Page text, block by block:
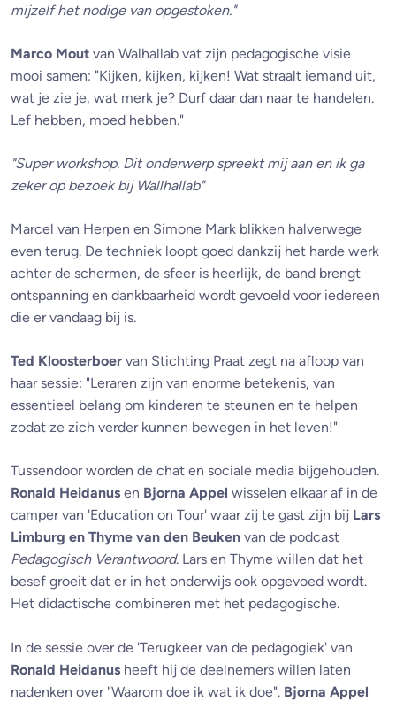
mijzelf het nodige van opgestoken."
Marco Mout van Walhallab vat zijn pedagogische visie
mooi samen: "Kijken, kijken, kijken! Wat straalt iemand uit,
wat je zie je, wat merk je? Durf daar dan naar te handelen.
Lef hebben, moed hebben."
"Super workshop. Dit onderwerp spreekt mij aan en ik ga
zeker op bezoek bij Wallhallab"
Marcel van Herpen en Simone Mark blikken halverwege
even terug. De techniek loopt goed dankzij het harde werk
achter de schermen, de sfeer is heerlijk, de band brengt
ontspanning en dankbaarheid wordt gevoeld voor iedereen
die er vandaag bij is.
Ted Kloosterboer van Stichting Praat zegt na afloop van
haar sessie: "Leraren zijn van enorme betekenis, van
essentieel belang om kinderen te steunen en te helpen
zodat ze zich verder kunnen bewegen in het leven!"
Tussendoor worden de chat en sociale media bijgehouden.
Ronald Heidanus en Bjorna Appel wisselen elkaar af in de
camper van 'Education on Tour' waar zij te gast zijn bij Lars
Limburg en Thyme van den Beuken van de podcast
Pedagogisch Verantwoord. Lars en Thyme willen dat het
besef groeit dat er in het onderwijs ook opgevoed wordt.
Het didactische combineren met het pedagogische.
In de sessie over de 'Terugkeer van de pedagogiek' van
Ronald Heidanus heeft hij de deelnemers willen laten
nadenken over "Waarom doe ik wat ik doe". Bjorna Appel